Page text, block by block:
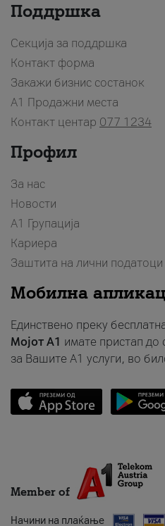
Поддршка
Секција за поддршка
Контакт форма
Закажи бизнис состанок
A1 Продажни места
Контакт центар 077 1234
Профил
За нас
Новости
А1 Групација
Кариера
Заштита на лични податоци
Мобилна
Единствено преку
Мојот A1 имате пристап
за Вашите A1 услуги, во
Member of
Начини на плаќање